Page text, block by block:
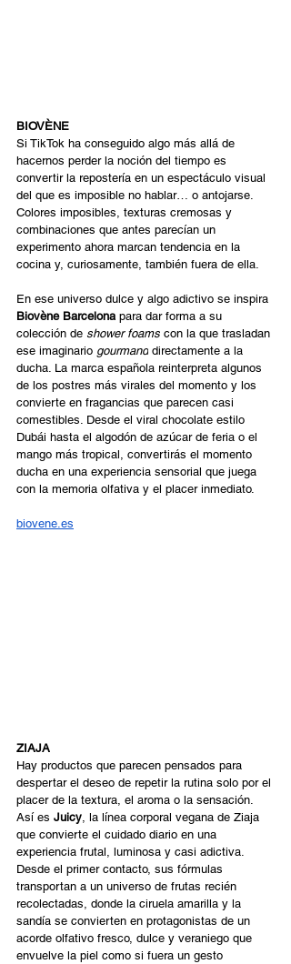
BIOVÈNE
Si TikTok ha conseguido algo más allá de
hacernos perder la noción del tiempo es
convertir la repostería en un espectáculo visual
del que es imposible no hablar… o antojarse.
Colores imposibles, texturas cremosas y
combinaciones que antes parecían un
experimento ahora marcan tendencia en la
cocina y, curiosamente, también fuera de ella.
En ese universo dulce y algo adictivo se inspira
Biovène Barcelona para dar forma a su
colección de shower foams con la que trasladan
ese imaginario gourmand directamente a la
ducha. La marca española reinterpreta algunos
de los postres más virales del momento y los
convierte en fragancias que parecen casi
comestibles. Desde el viral chocolate estilo
Dubái hasta el algodón de azúcar de feria o el
mango más tropical, convertirás el momento
ducha en una experiencia sensorial que juega
con la memoria olfativa y el placer inmediato.
biovene.es
ZIAJA
Hay productos que parecen pensados para
despertar el deseo de repetir la rutina solo por el
placer de la textura, el aroma o la sensación.
Así es Juicy , la línea corporal vegana de Ziaja
que convierte el cuidado diario en una
experiencia frutal, luminosa y casi adictiva.
Desde el primer contacto, sus fórmulas
transportan a un universo de frutas recién
recolectadas, donde la ciruela amarilla y la
sandía se convierten en protagonistas de un
acorde olfativo fresco, dulce y veraniego que
envuelve la piel como si fuera un gesto